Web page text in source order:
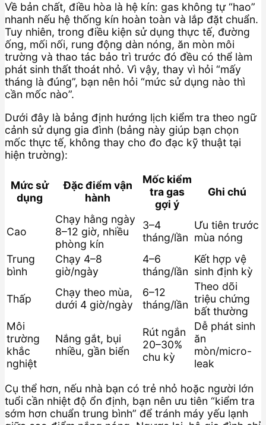
Về bản chất, điều hòa là hệ kín: gas không tự “hao”
nhanh nếu hệ thống kín hoàn toàn và lắp đặt chuẩn.
Tuy nhiên, trong điều kiện sử dụng thực tế, đường
ống, mối nối, rung động dàn nóng, ăn mòn môi
trường và thao tác bảo trì trước đó đều có thể làm
phát sinh thất thoát nhỏ. Vì vậy, thay vì hỏi “mấy
tháng là đúng”, bạn nên hỏi “mức sử dụng nào thì
cần mốc nào”.
Dưới đây là bảng định hướng lịch kiểm tra theo ngữ
cảnh sử dụng gia đình (bảng này giúp bạn chọn
mốc thực tế, không thay cho đo đạc kỹ thuật tại
hiện trường):
Mức sử
dụng
Đặc điểm vận
hành
Mốc kiểm
tra gas
gợi ý
Ghi chú
Cao
Chạy hằng ngày
8–12 giờ, nhiều
phòng kín
3–4
tháng/lần
Ưu tiên trước
mùa nóng
Trung
bình
Chạy 4–8
giờ/ngày
4–6
tháng/lần
Kết hợp vệ
sinh định kỳ
Thấp
Chạy theo mùa,
dưới 4 giờ/ngày
6–12
tháng/lần
Theo dõi
triệu chứng
bất thường
Môi
trường
khắc
nghiệt
Nắng gắt, bụi
nhiều, gần biển
Rút ngắn
20–30%
chu kỳ
Dễ phát sinh
ăn
mòn/micro-
leak
Cụ thể hơn, nếu nhà bạn có trẻ nhỏ hoặc người lớn
tuổi cần nhiệt độ ổn định, bạn nên ưu tiên “kiểm tra
sớm hơn chuẩn trung bình” để tránh máy yếu lạnh